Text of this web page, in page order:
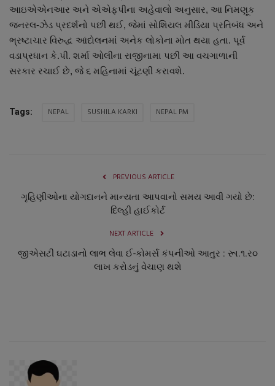
સ્થાનિક સમાચાર
સ્પોર્ટ્સ
ગુનાખોરી
આઇએએનઆર અને એએફપીના અહેવાલો અનુસાર, આ નિમણૂક
જનરલ-ઝેડ પ્રદર્શનો પછી થઈ, જેમાં સોશિયલ મીડિયા પ્રતિબંધ અને
ભ્રષ્ટાચાર વિરુદ્ધ આંદોલનમાં અનેક લોકોના મોત થયા હતા. પૂર્વ
વડાપ્રધાન કે.પી. શર્મા ઓલીના રાજીનામા પછી આ વચગાળાની
સરકાર રચાઈ છે, જે ૬ મહિનામાં ચૂંટણી કરાવશે.
Tags: NEPAL SUSHILA KARKI NEPAL PM
PREVIOUS ARTICLE
ગૃહિણીઓના યોગદાનને માન્યતા આપવાનો સમય આવી ગયો છે:
દિલ્હી હાઈકોર્ટ
NEXT ARTICLE
જીએસટી ઘટાડાનો લાભ લેવા ઈ-કોમર્સ કંપનીઓ આતુર : રૂા.૧.ર૦
લાખ કરોડનું વેચાણ થશે